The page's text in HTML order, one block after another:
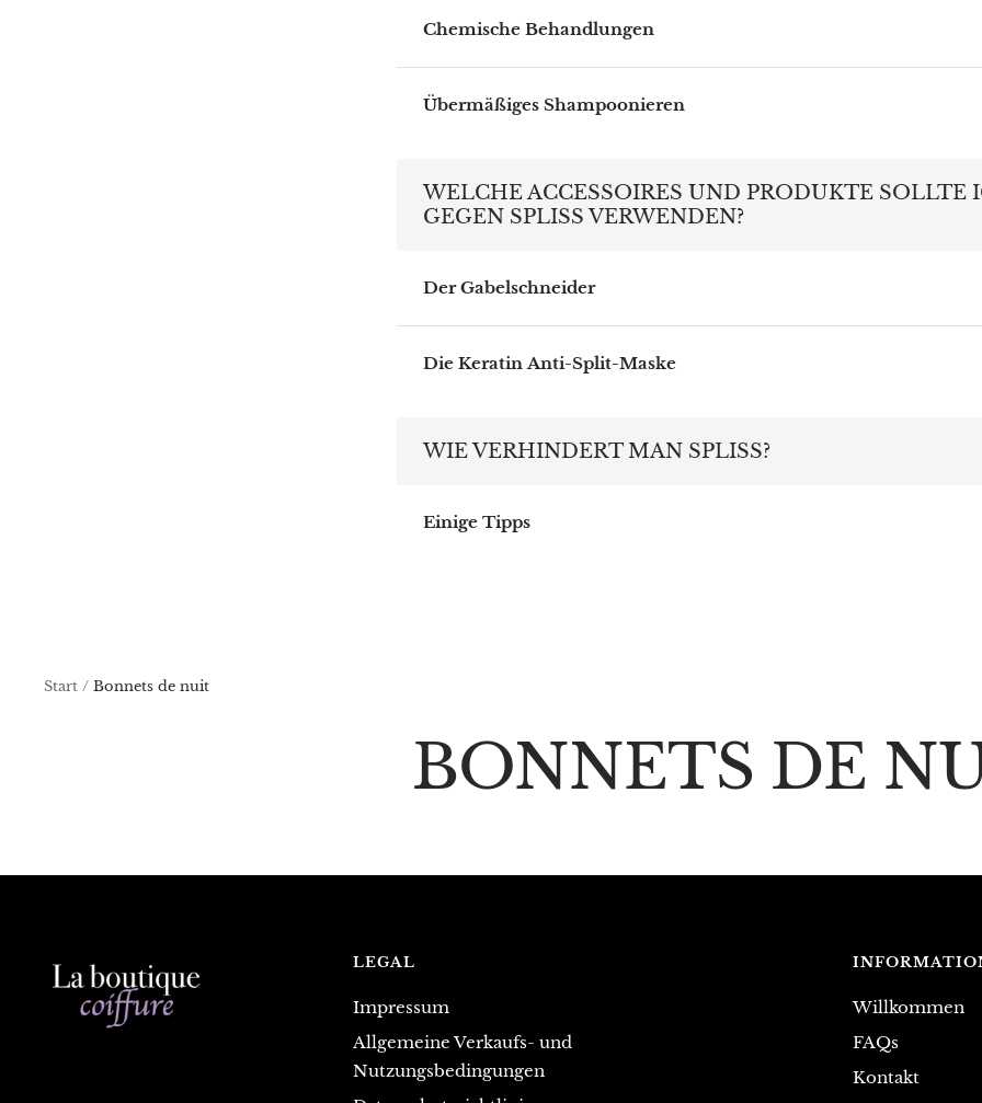
Chemische Behandlungen
Übermäßiges Shampoonieren
WELCHE ACCESSOIRES UND PRODUKTE SOLLTE
GEGEN SPLISS VERWENDEN?
Der Gabelschneider
Die Keratin Anti-Split-Maske
WIE VERHINDERT MAN SPLISS?
Einige Tipps
Start Bonnets de nuit
BONNETS DE
LEGAL
Impressum
Allgemeine Verkaufs- und
Nutzungsbedingungen
Willkommen
FAQs
Kontakt